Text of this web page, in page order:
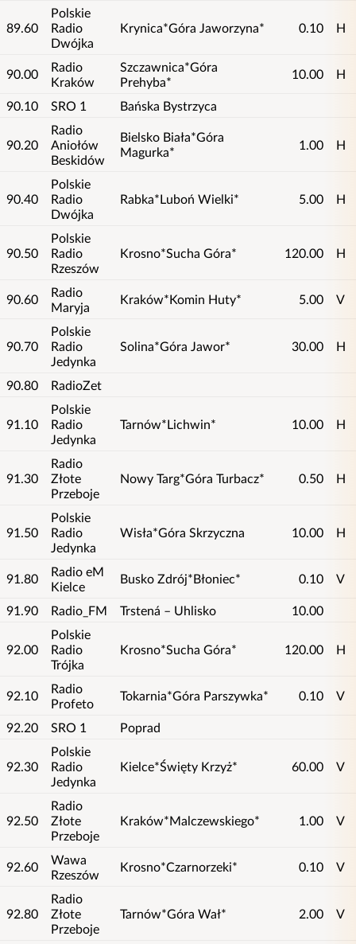
89.60
Polskie
Radio
Dwójka
Krynica*Góra Jaworzyna* 0.10 H
90.00
Radio
Kraków
Szczawnica*Góra
Prehyba*
10.00 H
90.10 SRO 1 Bańska Bystrzyca
90.20
Radio
Aniołów
Beskidów
Bielsko Biała*Góra
Magurka*
1.00 H
90.40
Polskie
Radio
Dwójka
Rabka*Luboń Wielki* 5.00 H
90.50
Polskie
Radio
Rzeszów
Krosno*Sucha Góra* 120.00 H
90.60
Radio
Maryja
Kraków*Komin Huty* 5.00 V
90.70
Polskie
Radio
Jedynka
Solina*Góra Jawor* 30.00 H
90.80 RadioZet
91.10
Polskie
Radio
Jedynka
Tarnów*Lichwin* 10.00 H
91.30
Radio
Złote
Przeboje
Nowy Targ*Góra Turbacz* 0.50 H
91.50
Polskie
Radio
Jedynka
Wisła*Góra Skrzyczna 10.00 H
91.80
Radio eM
Kielce
Busko Zdrój*Błoniec* 0.10 V
91.90 Radio_FM Trstená – Uhlisko 10.00
92.00
Polskie
Radio
Trójka
Krosno*Sucha Góra* 120.00 H
92.10
Radio
Profeto
Tokarnia*Góra Parszywka* 0.10 V
92.20 SRO 1 Poprad
92.30
Polskie
Radio
Jedynka
Kielce*Święty Krzyż* 60.00 V
92.50
Radio
Złote
Przeboje
Kraków*Malczewskiego* 1.00 V
92.60
Wawa
Rzeszów
Krosno*Czarnorzeki* 0.10 V
92.80
Radio
Złote
Przeboje
Tarnów*Góra Wał* 2.00 V